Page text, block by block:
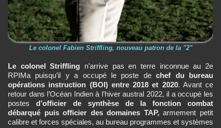
Le colonel Fabien Striffling, nouveau patron de la "2"
Le colonel Striffling n’arrive pas en terre inconnue au 2e
RPIMa puisqu’il y a occupé le poste dechef du bureau
opérations instruction (BOI) entre 2018 et 2020. Avant ce
retour dans l’Océan Indien à l’hiver austral 2022, il a occupé les
postes d’officier de synthèse de la fonction combat
débarqué puis officier des domaines TAP,armement petit
calibre et forces spéciales, au bureau programmes et systèmes